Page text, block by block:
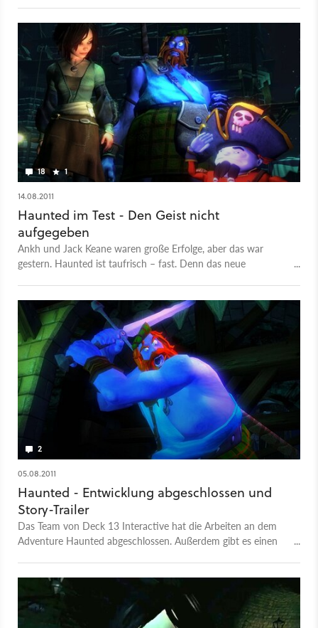
18 1
14.08.2011
Haunted im Test - Den Geist nicht
aufgegeben
Ankh und Jack Keane waren große Erfolge, aber das war
gestern. Haunted ist taufrisch – fast. Denn das neue
unseren PCs.
2
05.08.2011
Haunted - Entwicklung abgeschlossen und
Story-Trailer
Das Team von Deck 13 Interactive hat die Arbeiten an dem
Adventure Haunted abgeschlossen. Außerdem gibt es einen